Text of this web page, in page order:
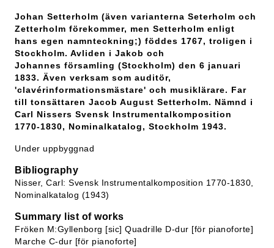
Johan Setterholm (även varianterna Seterholm och
Zetterholm förekommer, men Setterholm enligt
hans egen namnteckning;) föddes 1767, troligen i
Stockholm. Avliden i Jakob och
Johannes församling (Stockholm) den 6 januari
1833. Även verksam som auditör,
'clavérinformationsmästare' och musiklärare. Far
till tonsättaren Jacob August Setterholm. Nämnd i
Carl Nissers Svensk Instrumentalkomposition
1770-1830, Nominalkatalog, Stockholm 1943.
Under uppbyggnad
Bibliography
Nisser, Carl: Svensk Instrumentalkomposition 1770-1830,
Nominalkatalog (1943)
Summary list of works
Fröken M:Gyllenborg [sic] Quadrille D-dur [för pianoforte]
Marche C-dur [för pianoforte]